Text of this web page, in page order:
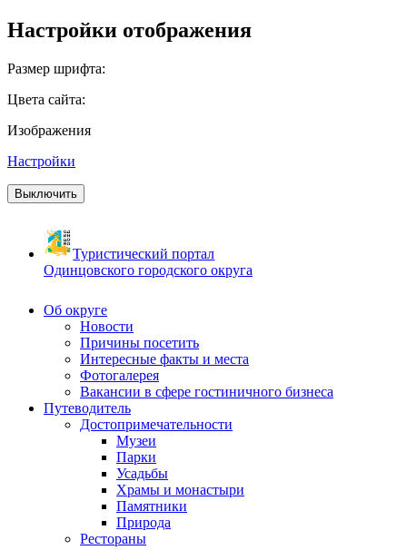
Настройки отображения
Размер шрифта:
Цвета сайта:
Изображения
Настройки
Выключить
Туристический портал
Одинцовского городского округа
Об округе
Новости
Причины посетить
Интересные факты и места
Фотогалерея
Вакансии в сфере гостиничного бизнеса
Путеводитель
Достопримечательности
Музеи
Парки
Усадьбы
Храмы и монастыри
Памятники
Природа
Рестораны